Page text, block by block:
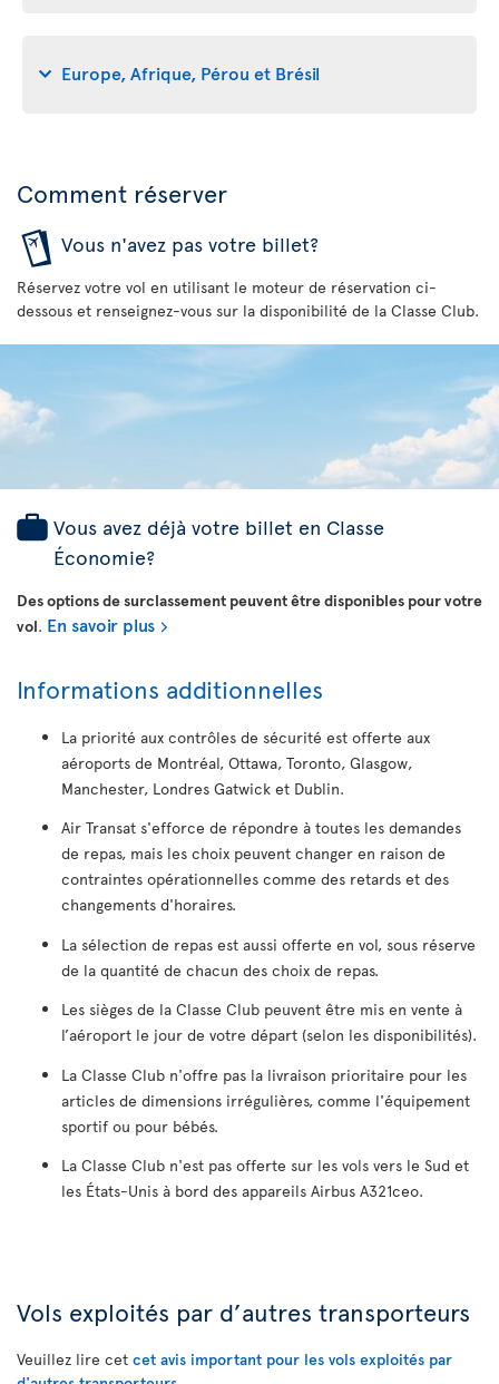
Europe, Afrique, Pérou et Brésil
Comment réserver
Vous n'avez pas votre billet?
Réservez votre vol en utilisant le moteur de réservation ci-
dessous et renseignez-vous sur la disponibilité de la Classe Club.
Vous avez déjà votre billet en Classe
Économie?
Des options de surclassement peuvent être disponibles pour votre
vol. En savoir plus
Informations additionnelles
La priorité aux contrôles de sécurité est offerte aux
aéroports de Montréal, Ottawa, Toronto, Glasgow,
Manchester, Londres Gatwick et Dublin.
Air Transat s'efforce de répondre à toutes les demandes
de repas, mais les choix peuvent changer en raison de
contraintes opérationnelles comme des retards et des
changements d'horaires.
La sélection de repas est aussi offerte en vol, sous réserve
de la quantité de chacun des choix de repas.
Les sièges de la Classe Club peuvent être mis en vente à
l’aéroport le jour de votre départ (selon les disponibilités).
La Classe Club n'offre pas la livraison prioritaire pour les
articles de dimensions irrégulières, comme l'équipement
sportif ou pour bébés.
La Classe Club n'est pas offerte sur les vols vers le Sud et
les États-Unis à bord des appareils Airbus A321ceo.
Vols exploités par d’autres transporteurs
Veuillez lire cet cet avis important pour les vols exploités par